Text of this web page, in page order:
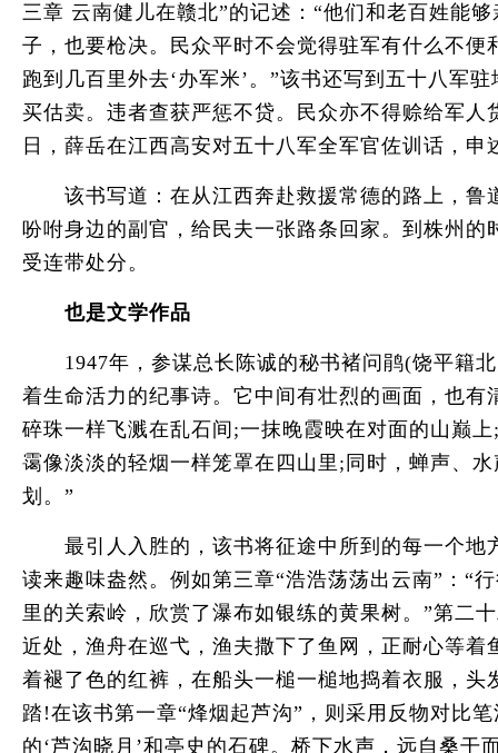
三章 云南健儿在赣北”的记述：“他们和老百姓能
子，也要枪决。民众平时不会觉得驻军有什么不
跑到几百里外去‘办军米’。”该书还写到五十八军
买估卖。违者查获严惩不贷。民众亦不得赊给军
日，薛岳在江西高安对五十八军全军官佐训话，申
该书写道：在从江西奔赴救援常德的路上，鲁
吩咐身边的副官，给民夫一张路条回家。到株州
受连带处分。
也是文学作品
1947年，参谋总长陈诚的秘书褚问鹃(饶平籍北
着生命活力的纪事诗。它中间有壮烈的画面，也
碎珠一样飞溅在乱石间;一抹晚霞映在对面的山巅
霭像淡淡的轻烟一样笼罩在四山里;同时，蝉声、
划。”
最引人入胜的，该书将征途中所到的每一个地
读来趣味盎然。例如第三章“浩浩荡荡出云南”：“
里的关索岭，欣赏了瀑布如银练的黄果树。”第二
近处，渔舟在巡弋，渔夫撒下了鱼网，正耐心等
着褪了色的红裤，在船头一槌一槌地捣着衣服，
踏!在该书第一章“烽烟起芦沟”，则采用反物对比
的‘芦沟晓月’和亭史的石碑。桥下水声，远自桑